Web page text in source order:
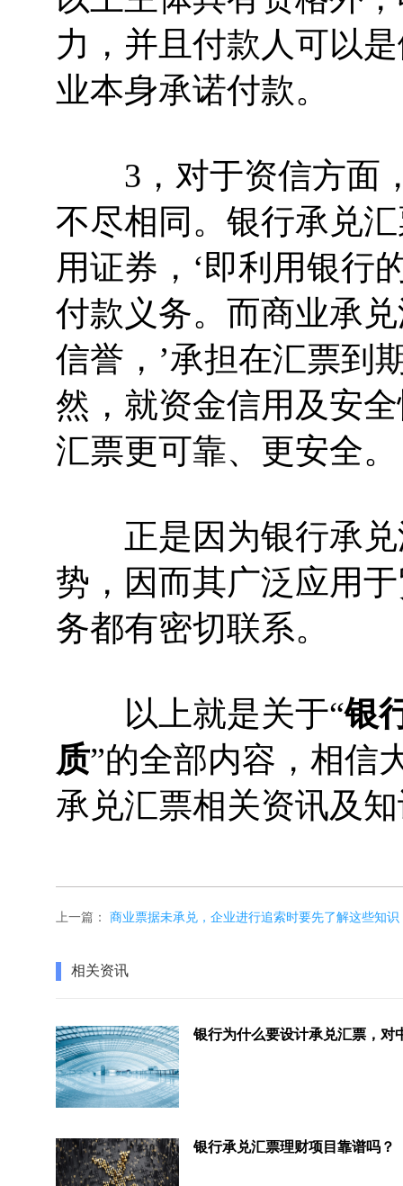
力，并且付款人可以
业本身承诺付款。
3，对于资信方面，
不尽相同。银行承兑
用证券，‘即利用银行
付款义务。而商业承
信誉，’承担在汇票到
然，就资金信用及安
汇票更可靠、更安全。
正是因为银行承兑
势，因而其广泛应用
务都有密切联系。
以上就是关于“银
质”的全部内容，相信
承兑汇票相关资讯及
上一篇： 商业票据未承兑，企业进行追索时要先了解这些知识
相关资讯
银行承兑汇票理财项目靠谱吗？